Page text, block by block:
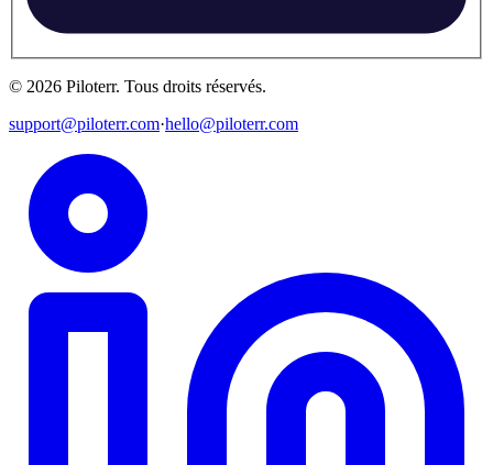
© 2026 Piloterr. Tous droits réservés.
support@piloterr.com·hello@piloterr.com